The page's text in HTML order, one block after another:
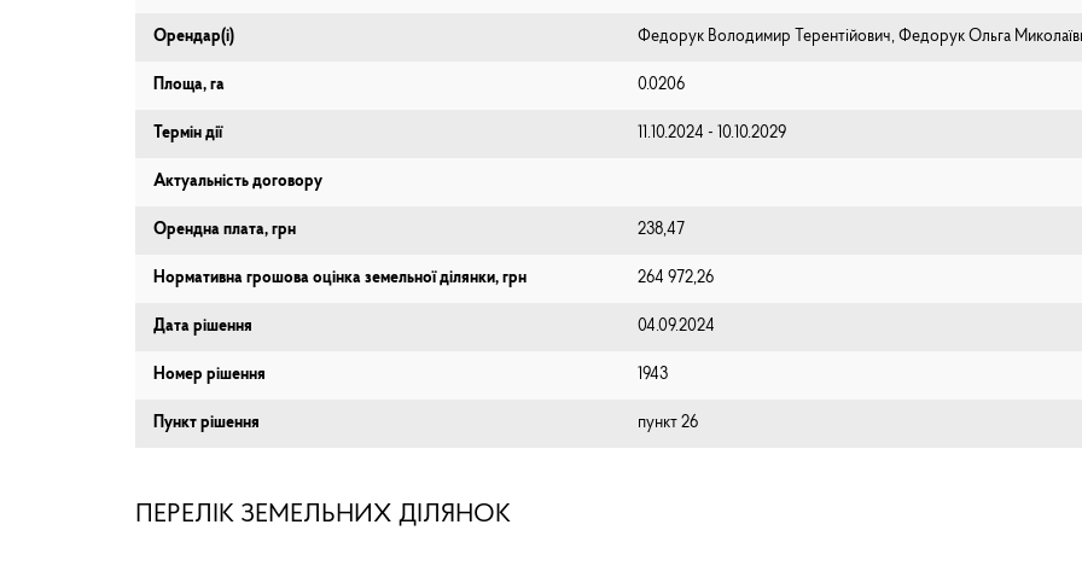
Орендар(і) Федорук Володимир Терентійович, Федорук Ольга
Площа, га 0.0206
Термін дії 11.10.2024 - 10.10.2029
Актуальність договору
Орендна плата, грн 238,47
Нормативна грошова оцінка земельної ділянки, грн 264 972,26
Дата рішення 04.09.2024
Номер рішення 1943
Пункт рішення пункт 26
ПЕРЕЛІК ЗЕМЕЛЬНИХ ДІЛЯНОК